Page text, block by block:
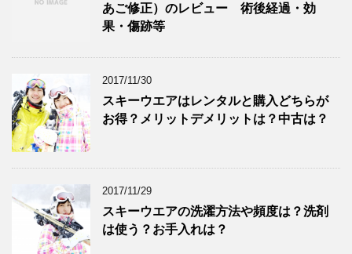
あご修正）のレビュー 術後経過・効
果・傷跡等
2017/11/30
スキーウエアはレンタルと購入どちらが
お得？メリットデメリットは？中古は？
2017/11/29
スキーウエアの洗濯方法や頻度は？洗剤
は使う？お手入れは？